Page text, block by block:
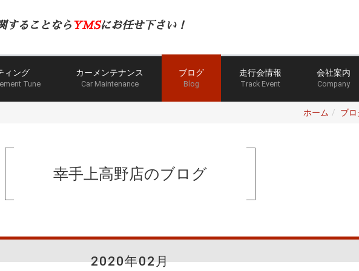
することなら YMSにお任せ下さい！
ィング
Tune
カーメンテナンス
Car Maintenance
ブログ
Blog
走行会情報
Track Event
会社案内
Company
ホーム ブロ
幸手上高野店のブログ
2020年02月